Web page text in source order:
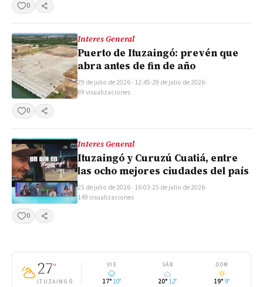
0
Compartir
Interes General
Puerto de Ituzaingó: prevén que
abra antes de fin de año
29 de julio de 2026 · 12:45·29 de julio de 2026·
89 visualizaciones
0
Compartir
Interes General
Ituzaingó y Curuzú Cuatiá, entre
las ocho mejores ciudades del país
25 de julio de 2026 · 16:03·25 de julio de 2026·
149 visualizaciones
0
Compartir
27°
ITUZAINGÓ
VIE
17° 10°
SÁB
20° 12°
DOM
19° 9°